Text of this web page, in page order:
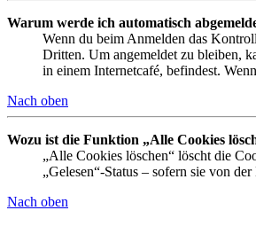
Warum werde ich automatisch
Wenn du beim Anmelden das
Dritten. Um angemeldet zu bleiben,
in einem Internetcafé, befindest.
Nach oben
Wozu ist die Funktion „Alle Cookies
„Alle Cookies löschen“ löscht die
„Gelesen“-Status – sofern sie von
Nach oben